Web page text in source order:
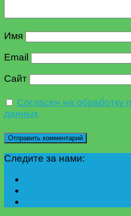
Имя
Email
Сайт
Согласен на обработку
данных
Следите за нами: